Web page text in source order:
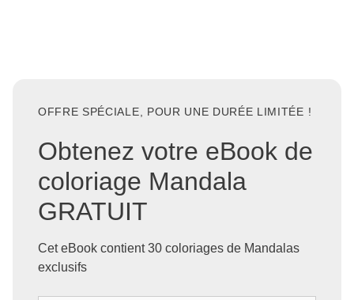
OFFRE SPÉCIALE, POUR UNE DURÉE LIMITÉE !
Obtenez votre eBook de
coloriage Mandala
GRATUIT
Cet eBook contient 30 coloriages de Mandalas
exclusifs